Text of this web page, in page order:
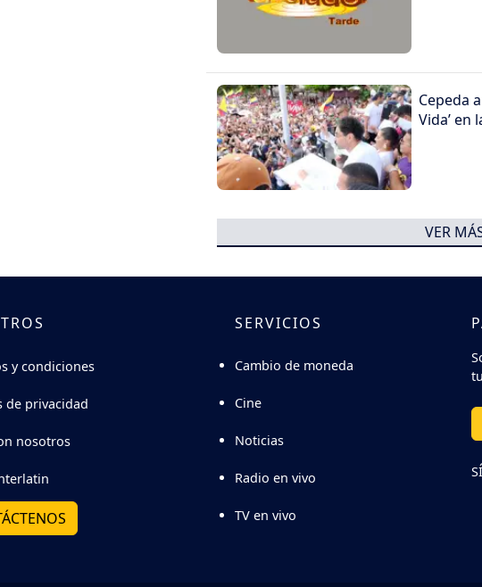
Cepeda
Vida’ en
VER
y condiciones
de privacidad
nosotros
SERVICIOS
Cambio de moneda
Cine
Noticias
Radio en vivo
TV en vivo